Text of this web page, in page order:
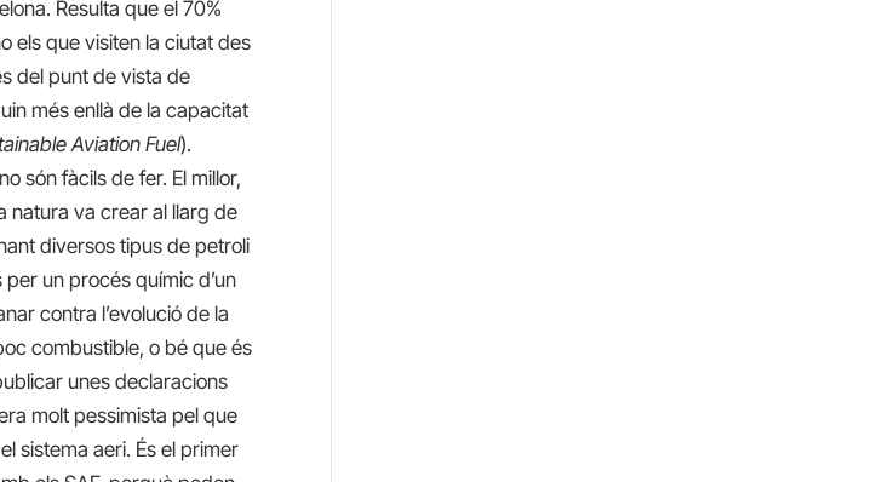
Resulta que el 70%
els que visiten la ciutat des
del punt de vista de
més enllà de la capacitat
Aviation Fuel).
són fàcils de fer. El millor,
natura va crear al llarg de
diversos tipus de petroli
un procés químic d’un
contra l’evolució de la
combustible, o bé que és
unes declaracions
molt pessimista pel que
sistema aeri. És el primer